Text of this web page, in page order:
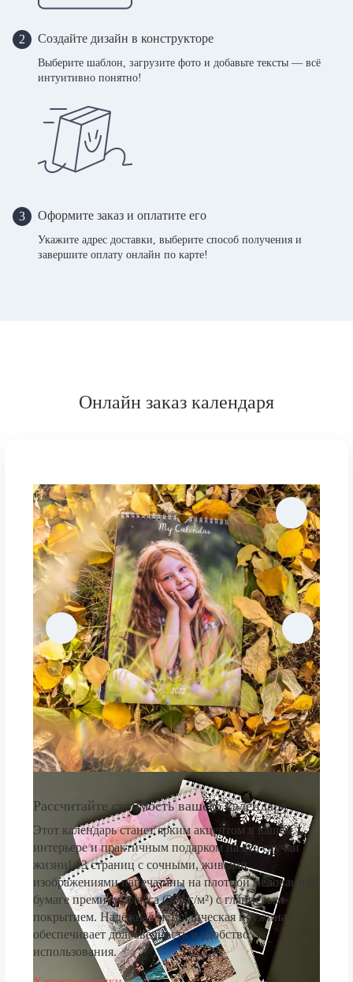
2 Создайте дизайн в конструкторе
Выберите шаблон, загрузите фото и добавьте тексты — всё
интуитивно понятно!
3 Оформите заказ и оплатите его
Укажите адрес доставки, выберите способ получения и
завершите оплату онлайн по карте!
Онлайн заказ календаря
Рассчитайте стоимость вашего календаря
Этот календарь станет ярким акцентом в вашем
интерьере и практичным подарком на все случаи
жизни! 13 страниц с сочными, живыми
изображениями напечатаны на плотной мелованной
бумаге премиум-класса (250 г/м²) с глянцевым
покрытием. Надёжная металлическая пружина
обеспечивает долговечность и удобство
использования.